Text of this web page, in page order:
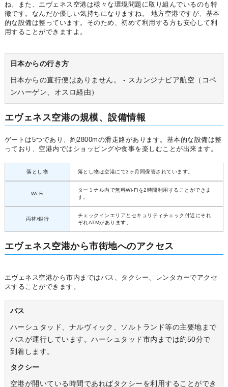
ね。また、エヴェネス空港は様々な環境問題に取り組んでいるのも特
徴です。なんだか優しい気持ちになりますね。 地方空港ですが、基本
的な設備は整っています。そのため、初めて利用する方も安心して利
用することができますよ。
日本からの行き方
日本からの直行便はありません。 - スカンジナビア航空（コペ
ンハーゲン、オスロ経由）
エヴェネス空港の規模、設備情報
ゲートは5つであり、約2800mの滑走路があります。基本的な設備は整
っており、空港内ではショッピングや食事を楽しむことが出来ます。
落とし物 落とし物は空港にて3ヶ月間保管されています。
Wi-Fi
ターミナル内で無料Wi-Fiを2時間利用することができま
す。
両替/銀行
チェックインエリアとセキュリティチェック付近にそれ
ぞれATMがあります。
エヴェネス空港から市街地へのアクセス
エヴェネス空港から市内まではバス、タクシー、レンタカーでアクセ
スすることができます。
バス
ハーシュタッド、ナルヴィック、ソルトランド等の主要地まで
バスが運行しています。ハーシュタッド市内までは約50分で
到着します。
タクシー
空港が開いている時間であればタクシーを利用することができ